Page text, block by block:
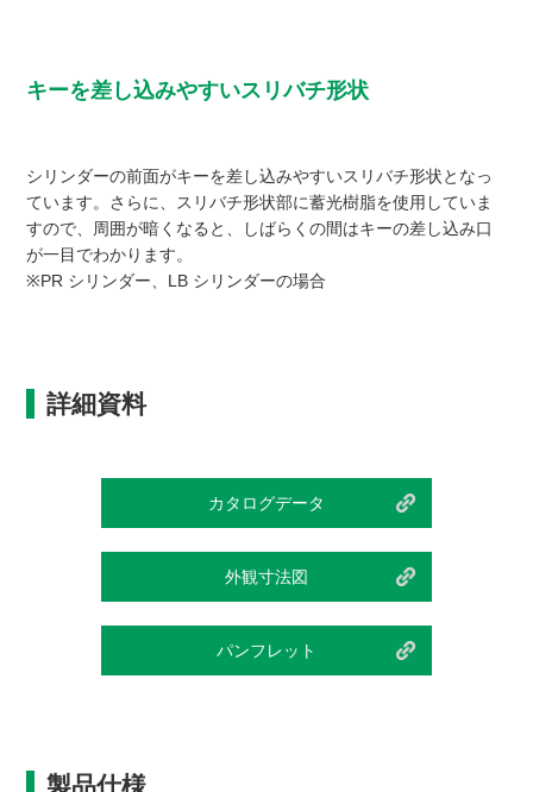
キーを差し込みやすいスリバチ形状
シリンダーの前面がキーを差し込みやすいスリバチ形状となっ
ています。さらに、スリバチ形状部に蓄光樹脂を使用していま
すので、周囲が暗くなると、しばらくの間はキーの差し込み口
が一目でわかります。
※PR シリンダー、LB シリンダーの場合
詳細資料
カタログデータ
外観寸法図
パンフレット
製品仕様